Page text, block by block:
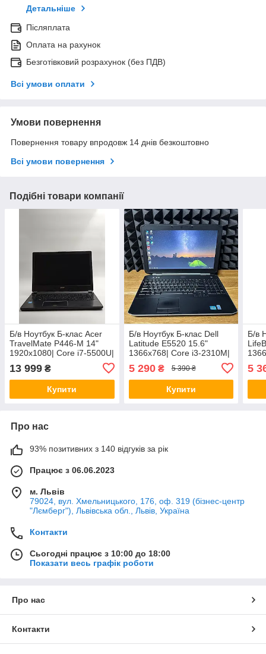
Детальніше
Післяплата
Оплата на рахунок
Безготівковий розрахунок (без ПДВ)
Всі умови оплати
Умови повернення
Повернення товару впродовж 14 днів безкоштовно
Всі умови повернення
Подібні товари компанії
Б/в Ноутбук Б-клас Acer
TravelMate P446-M 14"
1920x1080| Core i7-5500U|
8 GB RAM| 256 GB SSD|
HD 5500
13 999 ₴
Купити
Б/в Ноутбук Б-клас Dell
Latitude E5520 15.6"
1366x768| Core i3-2310M|
8 GB RAM| 128 GB SSD|
HD 3000
5 290₴ 5 390 ₴
Купити
Б/в
HD
5
Про нас
93% позитивних з 140 відгуків за рік
Працює з 06.06.2023
м. Львів
79024, вул. Хмельницького, 176, оф. 319 (бізнес-центр
"Лємберг"), Львівська обл., Львів, Україна
Контакти
Сьогодні працює з 10:00 до 18:00
Показати весь графік роботи
Про нас
Контакти